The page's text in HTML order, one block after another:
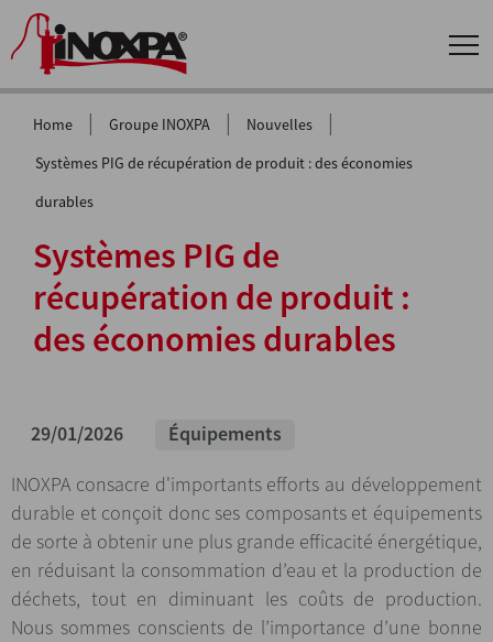
Home | Groupe INOXPA | Nouvelles |
Systèmes PIG de récupération de produit : des économies
durables
Systèmes PIG de
récupération de produit :
des économies durables
29/01/2026
Équipements
INOXPA consacre d'importants efforts au développement
durable et conçoit donc ses composants et équipements
de sorte à obtenir une plus grande efficacité énergétique,
en réduisant la consommation d’eau et la production de
déchets, tout en diminuant les coûts de production.
Nous sommes conscients de l’importance d’une bonne